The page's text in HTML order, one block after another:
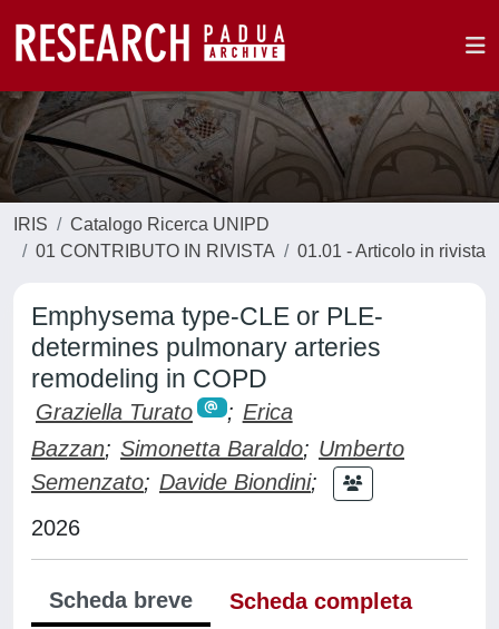
IRIS
Catalogo Ricerca UNIPD
01 CONTRIBUTO IN RIVISTA
01.01 - Articolo in rivista
Emphysema type-CLE or PLE-
determines pulmonary arteries
remodeling in COPD
Graziella Turato ; Erica
Bazzan; Simonetta Baraldo; Umberto
Semenzato; Davide Biondini;
2026
Scheda breve
Scheda completa